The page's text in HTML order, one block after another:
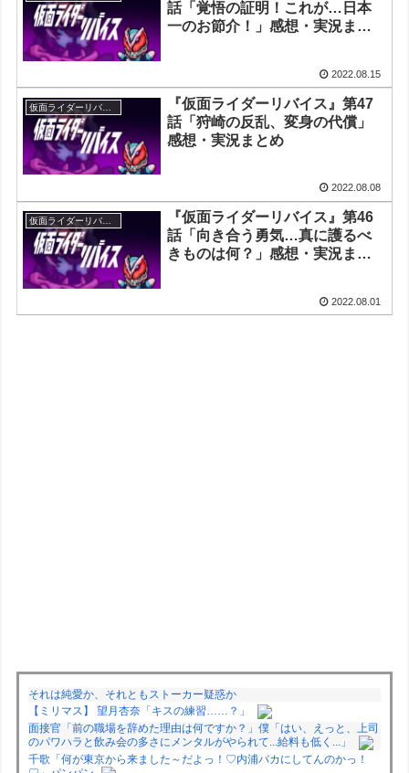
話「覚悟の証明！これが…日本
一のお節介！」感想・実況まと
2022.08.15
仮面ライダーリバイス
『仮面ライダーリバイス』第47
話「狩崎の反乱、変身の代償」
感想・実況まとめ
2022.08.08
仮面ライダーリバイス
『仮面ライダーリバイス』第46
話「向き合う勇気…真に護るべ
きものは何？」感想・実況まと
2022.08.01
それは純愛か、それともストーカー疑惑か
【ミリマス】 望月杏奈「キスの練習……？」
面接官「前の職場を辞めた理由は何ですか？」僕「はい、えっと、上司
のパワハラと飲み会の多さにメンタルがやられて...給料も低く...」
千歌「何が東京から来ました～だよっ！♡内浦バカにしてんのかっ！